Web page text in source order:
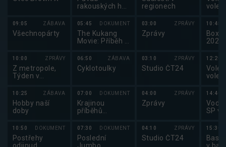
09:05 ZÁBAVA
Všechnopárty
10:00 ZPRÁVY
Z metropole,
Týden v
10:25 ZÁBAVA
Hobby naší
doby
10:50 DOKUMENT
Postřehy
rakouských hor
05:45 DOKUMENT
The Kukang
Movie: Příběh o
lidech
06:50 ZÁBAVA
Cyklotoulky
07:00 DOKUMENT
Krajinou
příběhů
známých i
neznámých III
(7/10)
07:30 DOKUMENT
Poslední
regionech
03:00 ZPRÁVY
Zprávy
03:10 ZPRÁVY
Studio ČT24
04:00 ZPRÁVY
Zprávy
04:10 ZPRÁVY
Studio ČT24
10:45
Box:
2025
12:20
14:40
SP
15:30